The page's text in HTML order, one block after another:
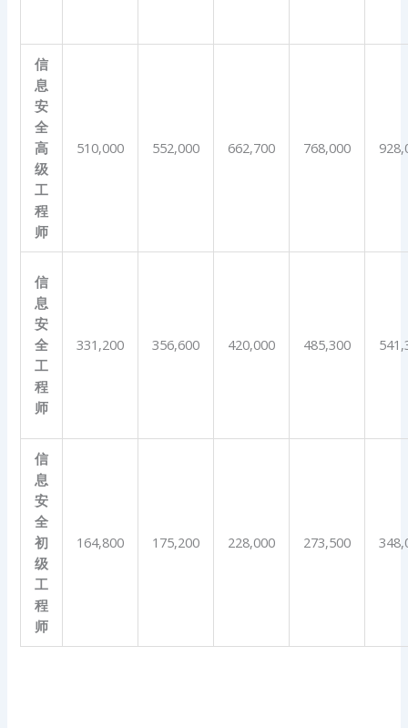
信
息
安
全
高
级
工
程
师
510,000 552,000 662,700 768,000
信
息
安
全
工
程
师
331,200 356,600 420,000 485,300
信
息
安
全
初
级
工
程
师
164,800 175,200 228,000 273,500